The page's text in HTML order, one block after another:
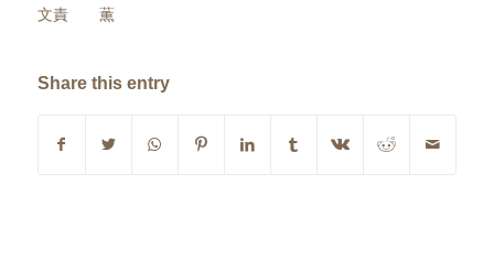
文責 薫
Share this entry